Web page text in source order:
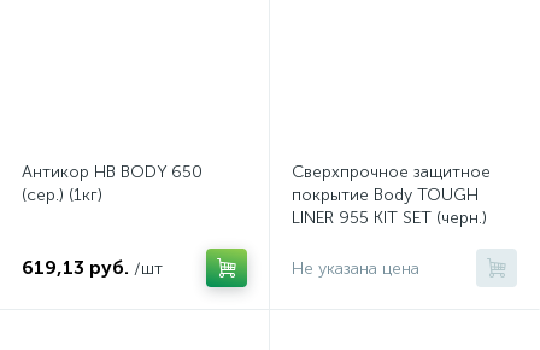
Антикор HB BODY 650
(сер.) (1кг)
619,13 руб. /шт
Сверхпрочное защитное
покрытие Body TOUGH
LINER 955 KIT SET (черн.)
комплекта
Не указана цена